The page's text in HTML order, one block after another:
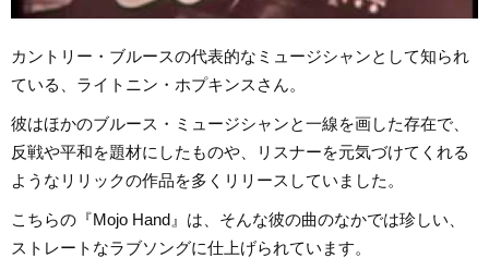
カントリー・ブルースの代表的なミュージシャンとして知られ
ている、ライトニン・ホプキンスさん。
彼はほかのブルース・ミュージシャンと一線を画した存在で、
反戦や平和を題材にしたものや、リスナーを元気づけてくれる
ようなリリックの作品を多くリリースしていました。
こちらの『Mojo Hand』は、そんな彼の曲のなかでは珍しい、
ストレートなラブソングに仕上げられています。